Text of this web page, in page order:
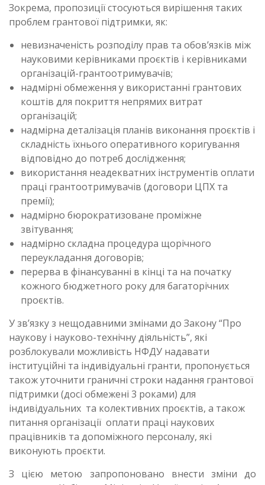
Зокрема, пропозиції стосуються вирішення таких
проблем грантової підтримки, як:
невизначеність розподілу прав та обов’язків між
науковими керівниками проєктів і керівниками
організацій-грантоотримувачів;
надмірні обмеження у використанні грантових
коштів для покриття непрямих витрат
організацій;
надмірна деталізація планів виконання проєктів і
складність їхнього оперативного коригування
відповідно до потреб дослідження;
використання неадекватних інструментів оплати
праці грантоотримувачів (договори ЦПХ та
премії);
надмірно бюрократизоване проміжне
звітування;
надмірно складна процедура щорічного
переукладання договорів;
перерва в фінансуванні в кінці та на початку
кожного бюджетного року для багаторічних
проєктів.
У зв’язку з нещодавними змінами до Закону “Про
наукову і науково-технічну діяльність”, які
розблокували можливість НФДУ надавати
інституційні та індивідуальні гранти, пропонується
також уточнити граничні строки надання грантової
підтримки (досі обмежені 3 роками) для
індивідуальних та колективних проєктів, а також
питання організації оплати праці наукових
працівників та допоміжного персоналу, які
виконують проєкти.
З цією метою запропоновано внести зміни до